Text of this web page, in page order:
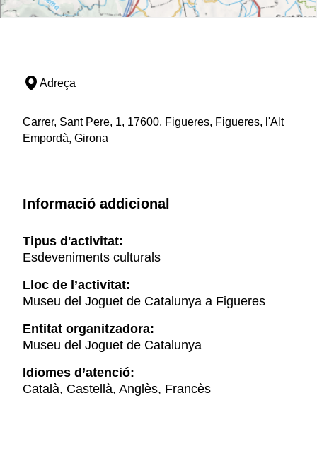
Adreça
Carrer, Sant Pere, 1, 17600, Figueres, Figueres, l'Alt
Empordà, Girona
Informació addicional
Tipus d'activitat:
Esdeveniments culturals
Lloc de l’activitat:
Museu del Joguet de Catalunya a Figueres
Entitat organitzadora:
Museu del Joguet de Catalunya
Idiomes d’atenció:
Català, Castellà, Anglès, Francès